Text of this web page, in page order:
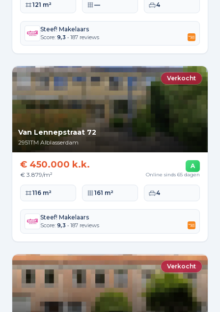
Woonoppervlakte
121 m² Perceeloppervlakte
— Slaapkamers
4
Steef! Makelaars
Score: 9,3 • 187 reviews
Verkocht
Van Lennepstraat 72
2951TM Alblasserdam
€ 450.000 k.k.
€ 3.879/m²
A
Online sinds 65 dagen
Woonoppervlakte
116 m² Perceeloppervlakte
161 m² Slaapkamers
4
Steef! Makelaars
Score: 9,3 • 187 reviews
Verkocht